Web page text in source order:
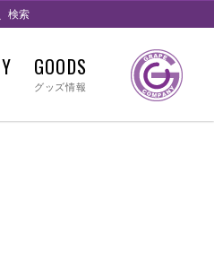
GOODS
グッズ情報